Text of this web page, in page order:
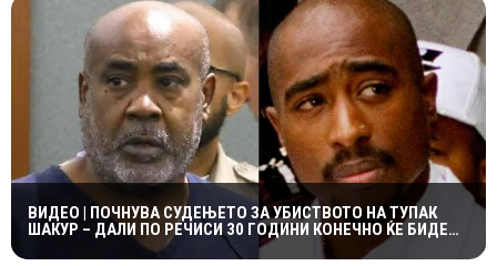
ВИДЕО | ПОЧНУВА СУДЕЊЕТО ЗА УБИСТВОТО НА ТУПАК
ШАКУР – ДАЛИ ПО РЕЧИСИ 30 ГОДИНИ КОНЕЧНО ЌЕ БИДЕ
ОТКРИЕНА ВИСТИНАТА?